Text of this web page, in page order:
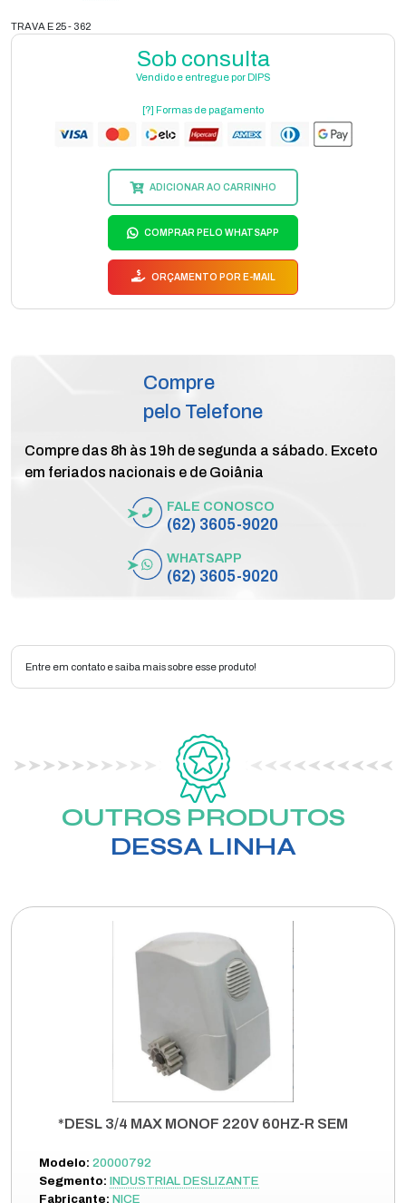
TRAVA E 25 - 362
Sob consulta
Vendido e entregue por DIPS
[?] Formas de pagamento
ADICIONAR AO CARRINHO
COMPRAR PELO WHATSAPP
ORÇAMENTO POR E-MAIL
Compre
pelo Telefone
Compre das 8h às 19h de segunda a sábado. Exceto
em feriados nacionais e de Goiânia
FALE CONOSCO
(62) 3605-9020
WHATSAPP
(62) 3605-9020
Entre em contato e saiba mais sobre esse produto!
OUTROS PRODUTOS
DESSA LINHA
*DESL 3/4 MAX MONOF 220V 60HZ-R SEM
Modelo: 20000792
Segmento: INDUSTRIAL DESLIZANTE
Fabricante: NICE